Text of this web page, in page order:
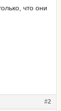
что они
#2